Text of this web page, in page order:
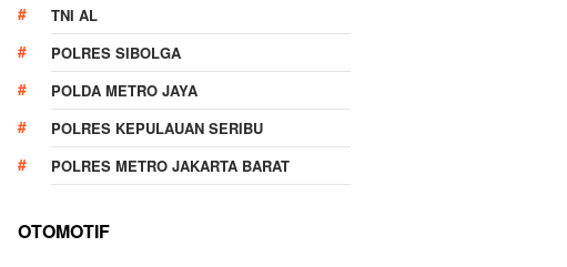
TNI AL
POLRES SIBOLGA
POLDA METRO JAYA
POLRES KEPULAUAN SERIBU
POLRES METRO JAKARTA BARAT
OTOMOTIF